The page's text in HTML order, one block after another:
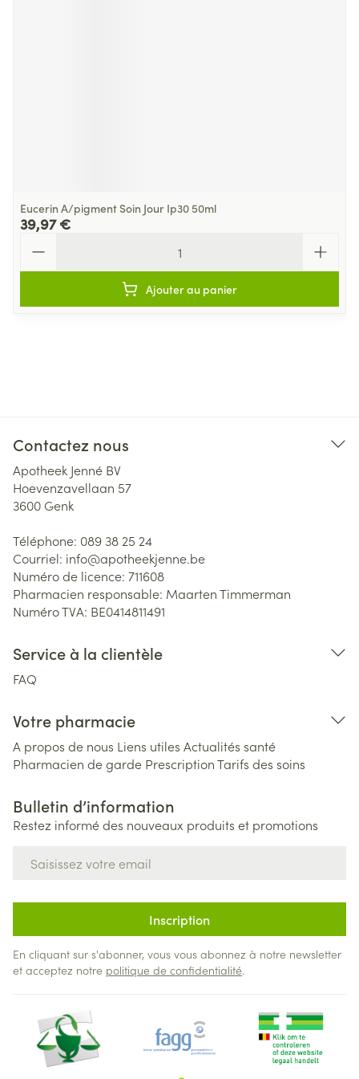
Eucerin A/pigment Soin Jour Ip30 50ml
39,97 €
Ajouter au panier
Contactez nous
Apotheek Jenné BV
Hoevenzavellaan 57
3600 Genk
Téléphone: 089 38 25 24
Courriel: info@apotheekjenne.be
Numéro de licence: 711608
Pharmacien responsable: Maarten Timmerman
Numéro TVA: BE0414811491
Service à la clientèle
FAQ
Votre pharmacie
A propos de nous Liens utiles Actualités santé
Pharmacien de garde PrescriptionTarifs des soins
Bulletin d’information
Restez informé des nouveaux produits et promotions
Inscription
En cliquant sur s'abonner, vous vous abonnez à notre newsletter
et acceptez notre politique de confidentialité.